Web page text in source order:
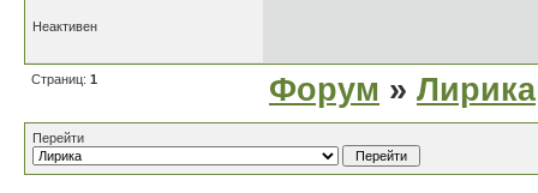
Неактивен
Страниц: 1 Форум » Лирика
Перейти